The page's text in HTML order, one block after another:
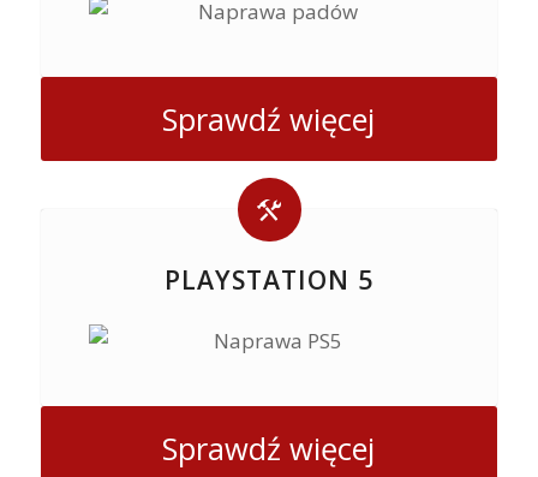
Sprawdź więcej
PLAYSTATION 5
Sprawdź więcej